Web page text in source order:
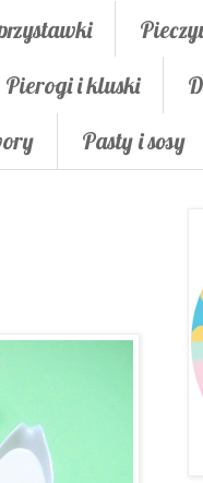
Pierogi i kluski
Pasty i sosy